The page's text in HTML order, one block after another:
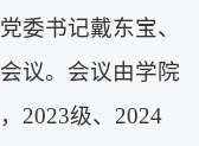
委书记戴东宝、
议。会议由学院
2023级、2024